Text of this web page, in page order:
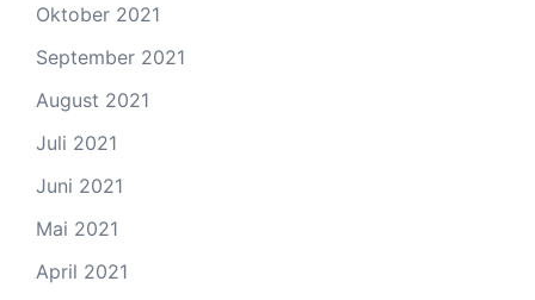
Oktober 2021
September 2021
August 2021
Juli 2021
Juni 2021
Mai 2021
April 2021